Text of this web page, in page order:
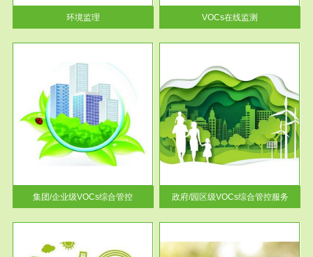
环境监理
率达...
VOCs在线监测
集团/企业级VOCs综合管控
服务范围
政府/园区级VOCs综合管控服务
根据《石化行业挥发性有机物综
合整治方案》文件要求，到2017
年，全...
政府/园区级VOCs综合管控服务